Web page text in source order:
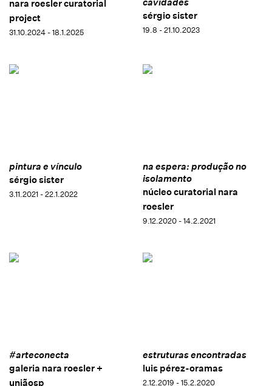
nara roesler curatorial
project
31.10.2024 - 18.1.2025
sérgio sister
19.8 - 21.10.2023
pintura e vínculo
sérgio sister
3.11.2021 - 22.1.2022
na espera: produção no
isolamento
núcleo curatorial nara
roesler
9.12.2020 - 14.2.2021
#arteconecta
galeria nara roesler +
uniãosp
estruturas encontradas
luis pérez-oramas
2.12.2019 - 15.2.2020